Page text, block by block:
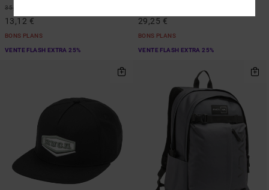
35,00 €
13,12 €
BONS PLANS
VENTE FLASH EXTRA 25%
29,25 €
BONS PLANS
VENTE FLASH EXTRA 25%